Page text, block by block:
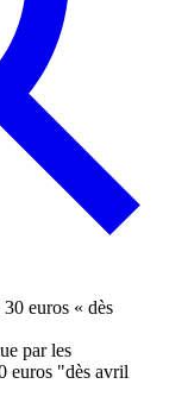
par les
euros "dès avril